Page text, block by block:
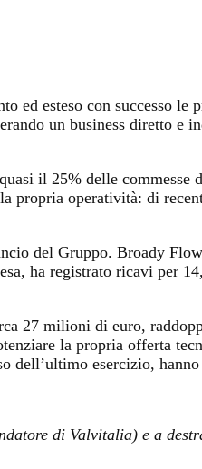
ed esteso con successo
un business diretto
il 25% delle commesse
propria operatività: di
del Gruppo. Broady
ha registrato ricavi per
27 milioni di euro,
la propria offerta
dell’ultimo esercizio,
di Valvitalia) e a